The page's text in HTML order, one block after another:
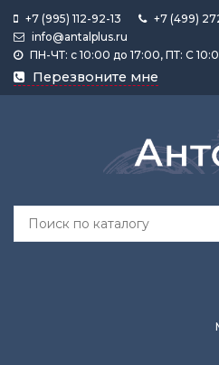
+7 (995) 112-92-13
+7 (499)
info@antalplus.ru
ПН-ЧТ: с 10:00 до 17:00, ПТ: С
Перезвоните мне
Каталог
продукции
Лента